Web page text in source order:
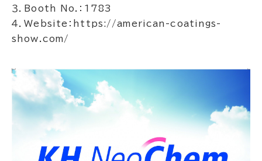
３．Booth No.：1783
４．Website：https://american-coatings-
show.com/